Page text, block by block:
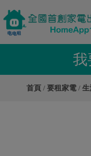
我
首頁 要租家電 生